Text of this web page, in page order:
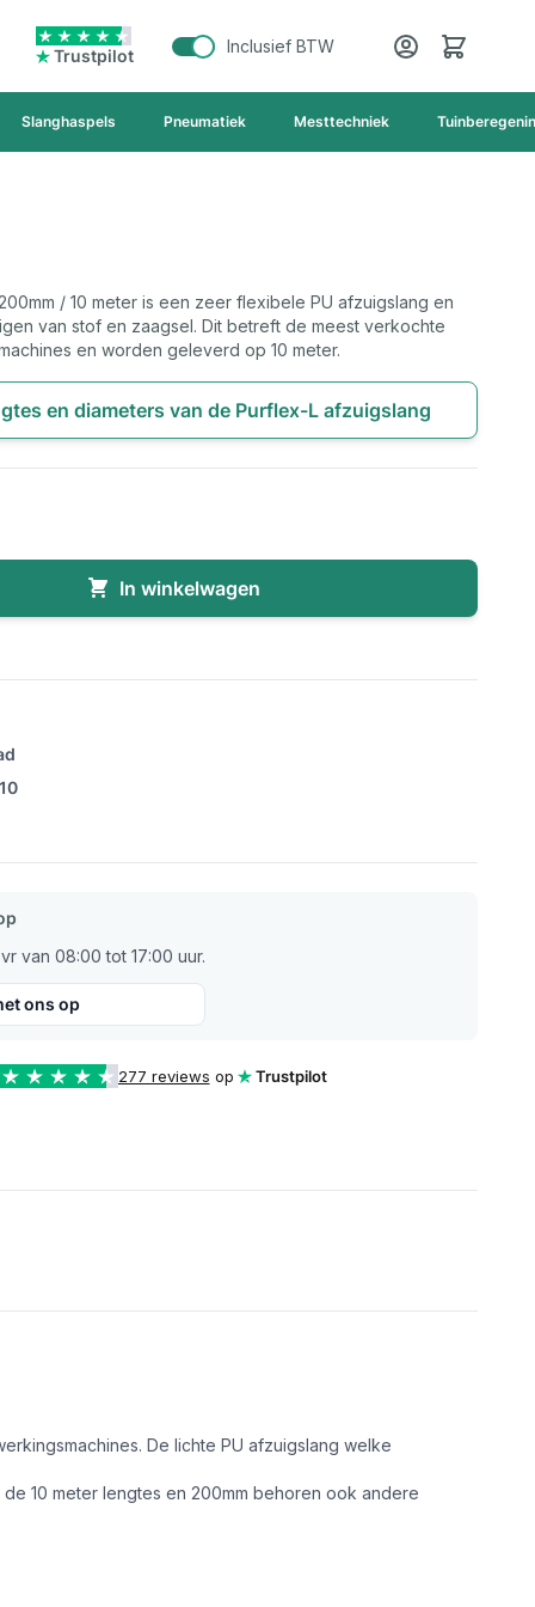
Trustpilot
Inclusief BTW Cart
Slanghaspels Pneumatiek Mesttechniek
/ 10 meter is een zeer flexibele PU afzuigslang en
van stof en zaagsel. Dit betreft de meest verkochte
en worden geleverd op 10 meter.
en diameters van de Purflex-L afzuigslang
In winkelwagen
van 08:00 tot 17:00 uur.
ons op
277 reviews op Trustpilot
De lichte PU afzuigslang welke
10 meter lengtes en 200mm behoren ook andere